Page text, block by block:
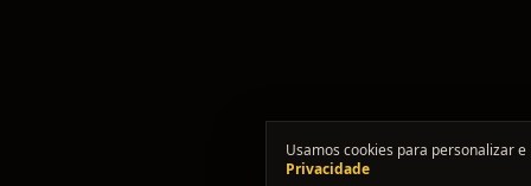
Usamos cookies para personalizar
Privacidade